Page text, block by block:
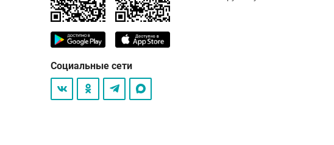
Социальные сети